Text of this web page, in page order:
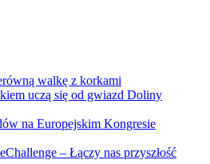
walkę z korkami
uczą się od gwiazd Doliny
na Europejskim Kongresie
– Łączy nas przyszłość